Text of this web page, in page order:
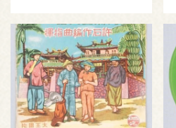
作：英俊少年家》10
吋塑膠唱片